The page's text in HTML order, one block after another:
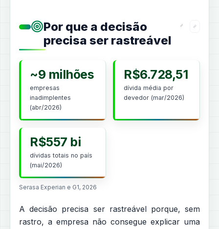
Por que a decisão
precisa ser rastreável
~9 milhões
empresas
inadimplentes
(abr/2026)
R$6.728,51
dívida média por
devedor (mar/2026)
R$557 bi
dívidas totais no país
(mai/2026)
Serasa Experian e G1, 2026
A decisão precisa ser rastreável porque, sem
rastro, a empresa não consegue explicar uma